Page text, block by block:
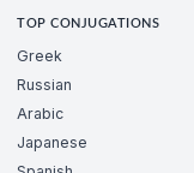
TOP CONJUGATIONS
Greek
Russian
Arabic
Japanese